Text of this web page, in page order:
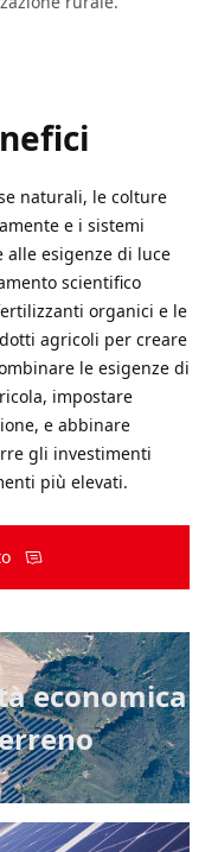
naturali, le colture
e i sistemi
alle esigenze di luce
scientifico
organici e le
agricoli per creare
le esigenze di
impostare
e abbinare
gli investimenti
più elevati.
economica